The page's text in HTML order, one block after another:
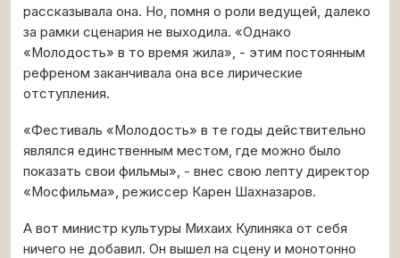
рассказывала она. Но, помня о роли ведущей, далеко
за рамки сценария не выходила. «Однако
«Молодость» в то время жила», - этим постоянным
рефреном заканчивала она все лирические
отступления.
«Фестиваль «Молодость» в те годы действительно
являлся единственным местом, где можно было
показать свои фильмы», - внес свою лепту директор
«Мосфильма», режиссер Карен Шахназаров.
А вот министр культуры Михаих Кулиняка от себя
ничего не добавил. Он вышел на сцену и монотонно